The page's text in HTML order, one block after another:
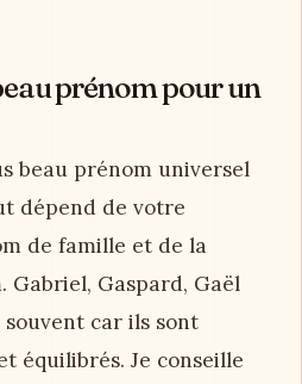
prénom pour un
beau prénom universel
dépend de votre
de famille et de la
Gabriel, Gaspard, Gaël
car ils sont
équilibrés. Je conseille